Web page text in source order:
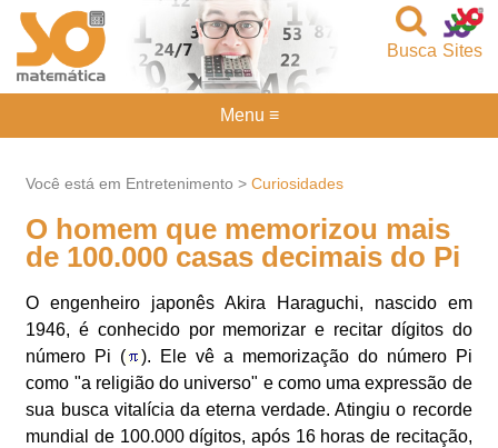
Sites
Busca
Você está em Entretenimento >Curiosidades
O homem que memorizou mais
de 100.000 casas decimais do Pi
O engenheiro japonês Akira Haraguchi, nascido em
1946, é conhecido por memorizar e recitar dígitos do
número Pi (
). Ele vê a memorização do número Pi
como "a religião do universo" e como uma expressão de
sua busca vitalícia da eterna verdade. Atingiu o recorde
mundial de 100.000 dígitos, após 16 horas de recitação,